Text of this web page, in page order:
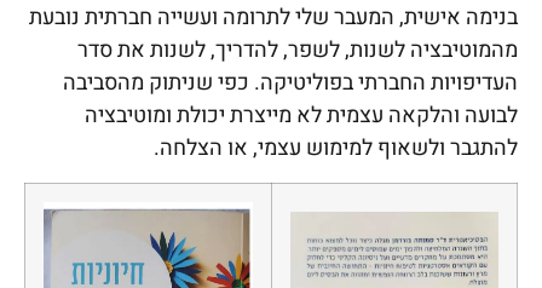
בנימה אישית, המעבר שלי לתרומה ועשייה חברתית נובעת
מהמוטיבציה לשנות, לשפר, להדריך, לשנות את סדר
העדיפויות החברתי בפוליטיקה. כפי שניתוק מהסביבה
לבועה והלקאה עצמית לא מייצרת יכולת ומוטיבציה
להתגבר ולשאוף למימוש עצמי, או הצלחה.